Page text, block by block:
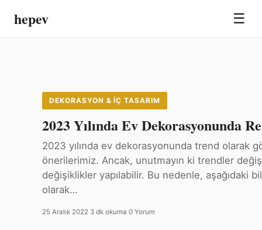
hepev ☰
DEKORASYON & İÇ TASARIM
2023 Yılında Ev Dekorasyonunda
2023 yılında ev dekorasyonunda trend olarak
önerilerimiz. Ancak, unutmayın ki trendler
değişiklikler yapılabilir. Bu nedenle, aşağıdaki
olarak…
25 Aralık 2022 3 dk okuma 0 Yorum